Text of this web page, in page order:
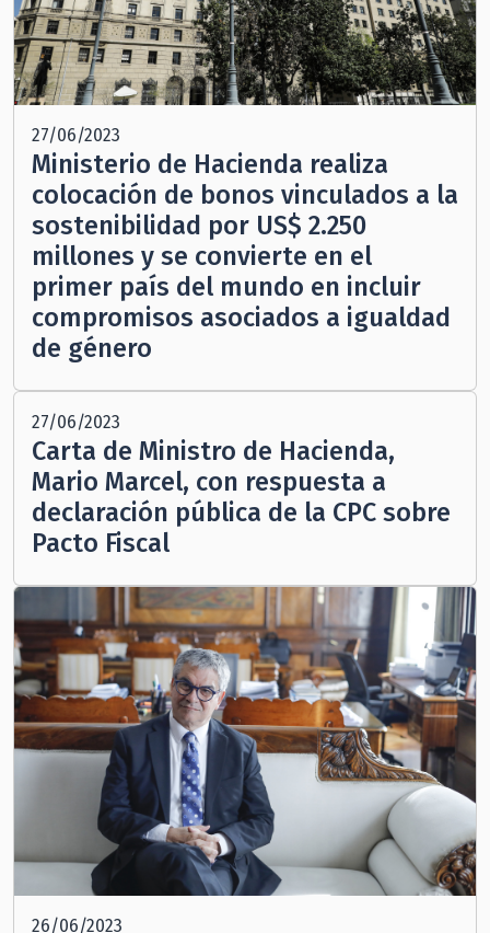
27/06/2023
Ministerio de Hacienda realiza
colocación de bonos vinculados a la
sostenibilidad por US$ 2.250
millones y se convierte en el
primer país del mundo en incluir
compromisos asociados a igualdad
de género
27/06/2023
Carta de Ministro de Hacienda,
Mario Marcel, con respuesta a
declaración pública de la CPC sobre
Pacto Fiscal
26/06/2023